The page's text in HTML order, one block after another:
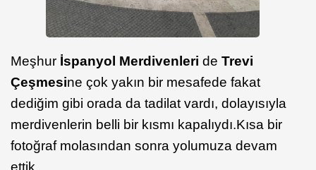
Meşhur İspanyol Merdivenleri de Trevi
Çeşmesine çok yakın bir mesafede fakat
dediğim gibi orada da tadilat vardı, dolayısıyla
merdivenlerin belli bir kısmı kapalıydı.Kısa bir
fotoğraf molasından sonra yolumuza devam
ettik.